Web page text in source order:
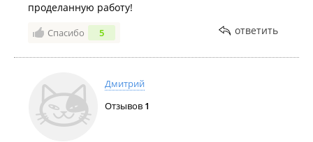
проделанную работу!
Спасибо 5 ответить
Дмитрий
Отзывов 1